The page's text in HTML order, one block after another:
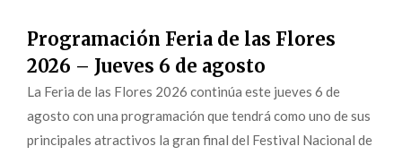
Programación Feria de las Flores
2026 – Jueves 6 de agosto
La Feria de las Flores 2026 continúa este jueves 6 de
agosto con una programación que tendrá como uno de sus
principales atractivos la gran final del Festival Nacional de